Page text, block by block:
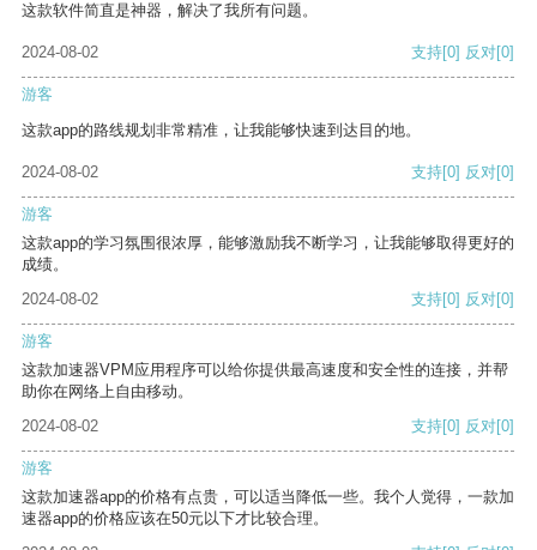
这款软件简直是神器，解决了我所有问题。
2024-08-02 支持[0] 反对[0]
游客
这款app的路线规划非常精准，让我能够快速到达目的地。
2024-08-02 支持[0] 反对[0]
游客
这款app的学习氛围很浓厚，能够激励我不断学习，让我能够取得更好的
成绩。
2024-08-02
支持[0] 反对[0]
游客
这款加速器VPM应用程序可以给你提供最高速度和安全性的连接，并帮
助你在网络上自由移动。
2024-08-02
支持[0] 反对[0]
游客
这款加速器app的价格有点贵，可以适当降低一些。我个人觉得，一款加
速器app的价格应该在50元以下才比较合理。